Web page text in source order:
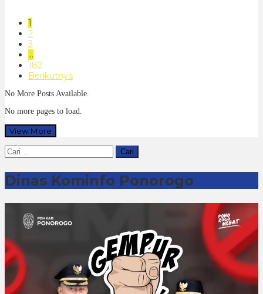
1
2
3
…
182
Berikutnya
No More Posts Available.
No more pages to load.
View More
Cari
untuk:
Dinas Kominfo Ponorogo